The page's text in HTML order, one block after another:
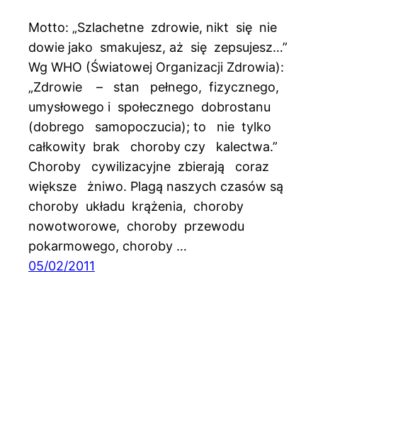
Motto: „Szlachetne zdrowie, nikt się nie
dowie jako smakujesz, aż się zepsujesz…”
Wg WHO (Światowej Organizacji Zdrowia):
„Zdrowie – stan pełnego, fizycznego,
umysłowego i społecznego dobrostanu
(dobrego samopoczucia); to nie tylko
całkowity brak choroby czy kalectwa.”
Choroby cywilizacyjne zbierają coraz
większe żniwo. Plagą naszych czasów są
choroby układu krążenia, choroby
nowotworowe, choroby przewodu
pokarmowego, choroby …
05/02/2011